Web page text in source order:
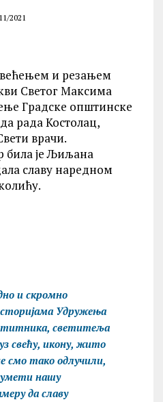
2021
и резањем
Светог Максима
Градске општинске
рада Костолац,
врачи.
је Љиљана
славу наредном
и скромно
Удружења
светитеља
свећу, икону, жито
смо тако одлучили,
нашу
да славу